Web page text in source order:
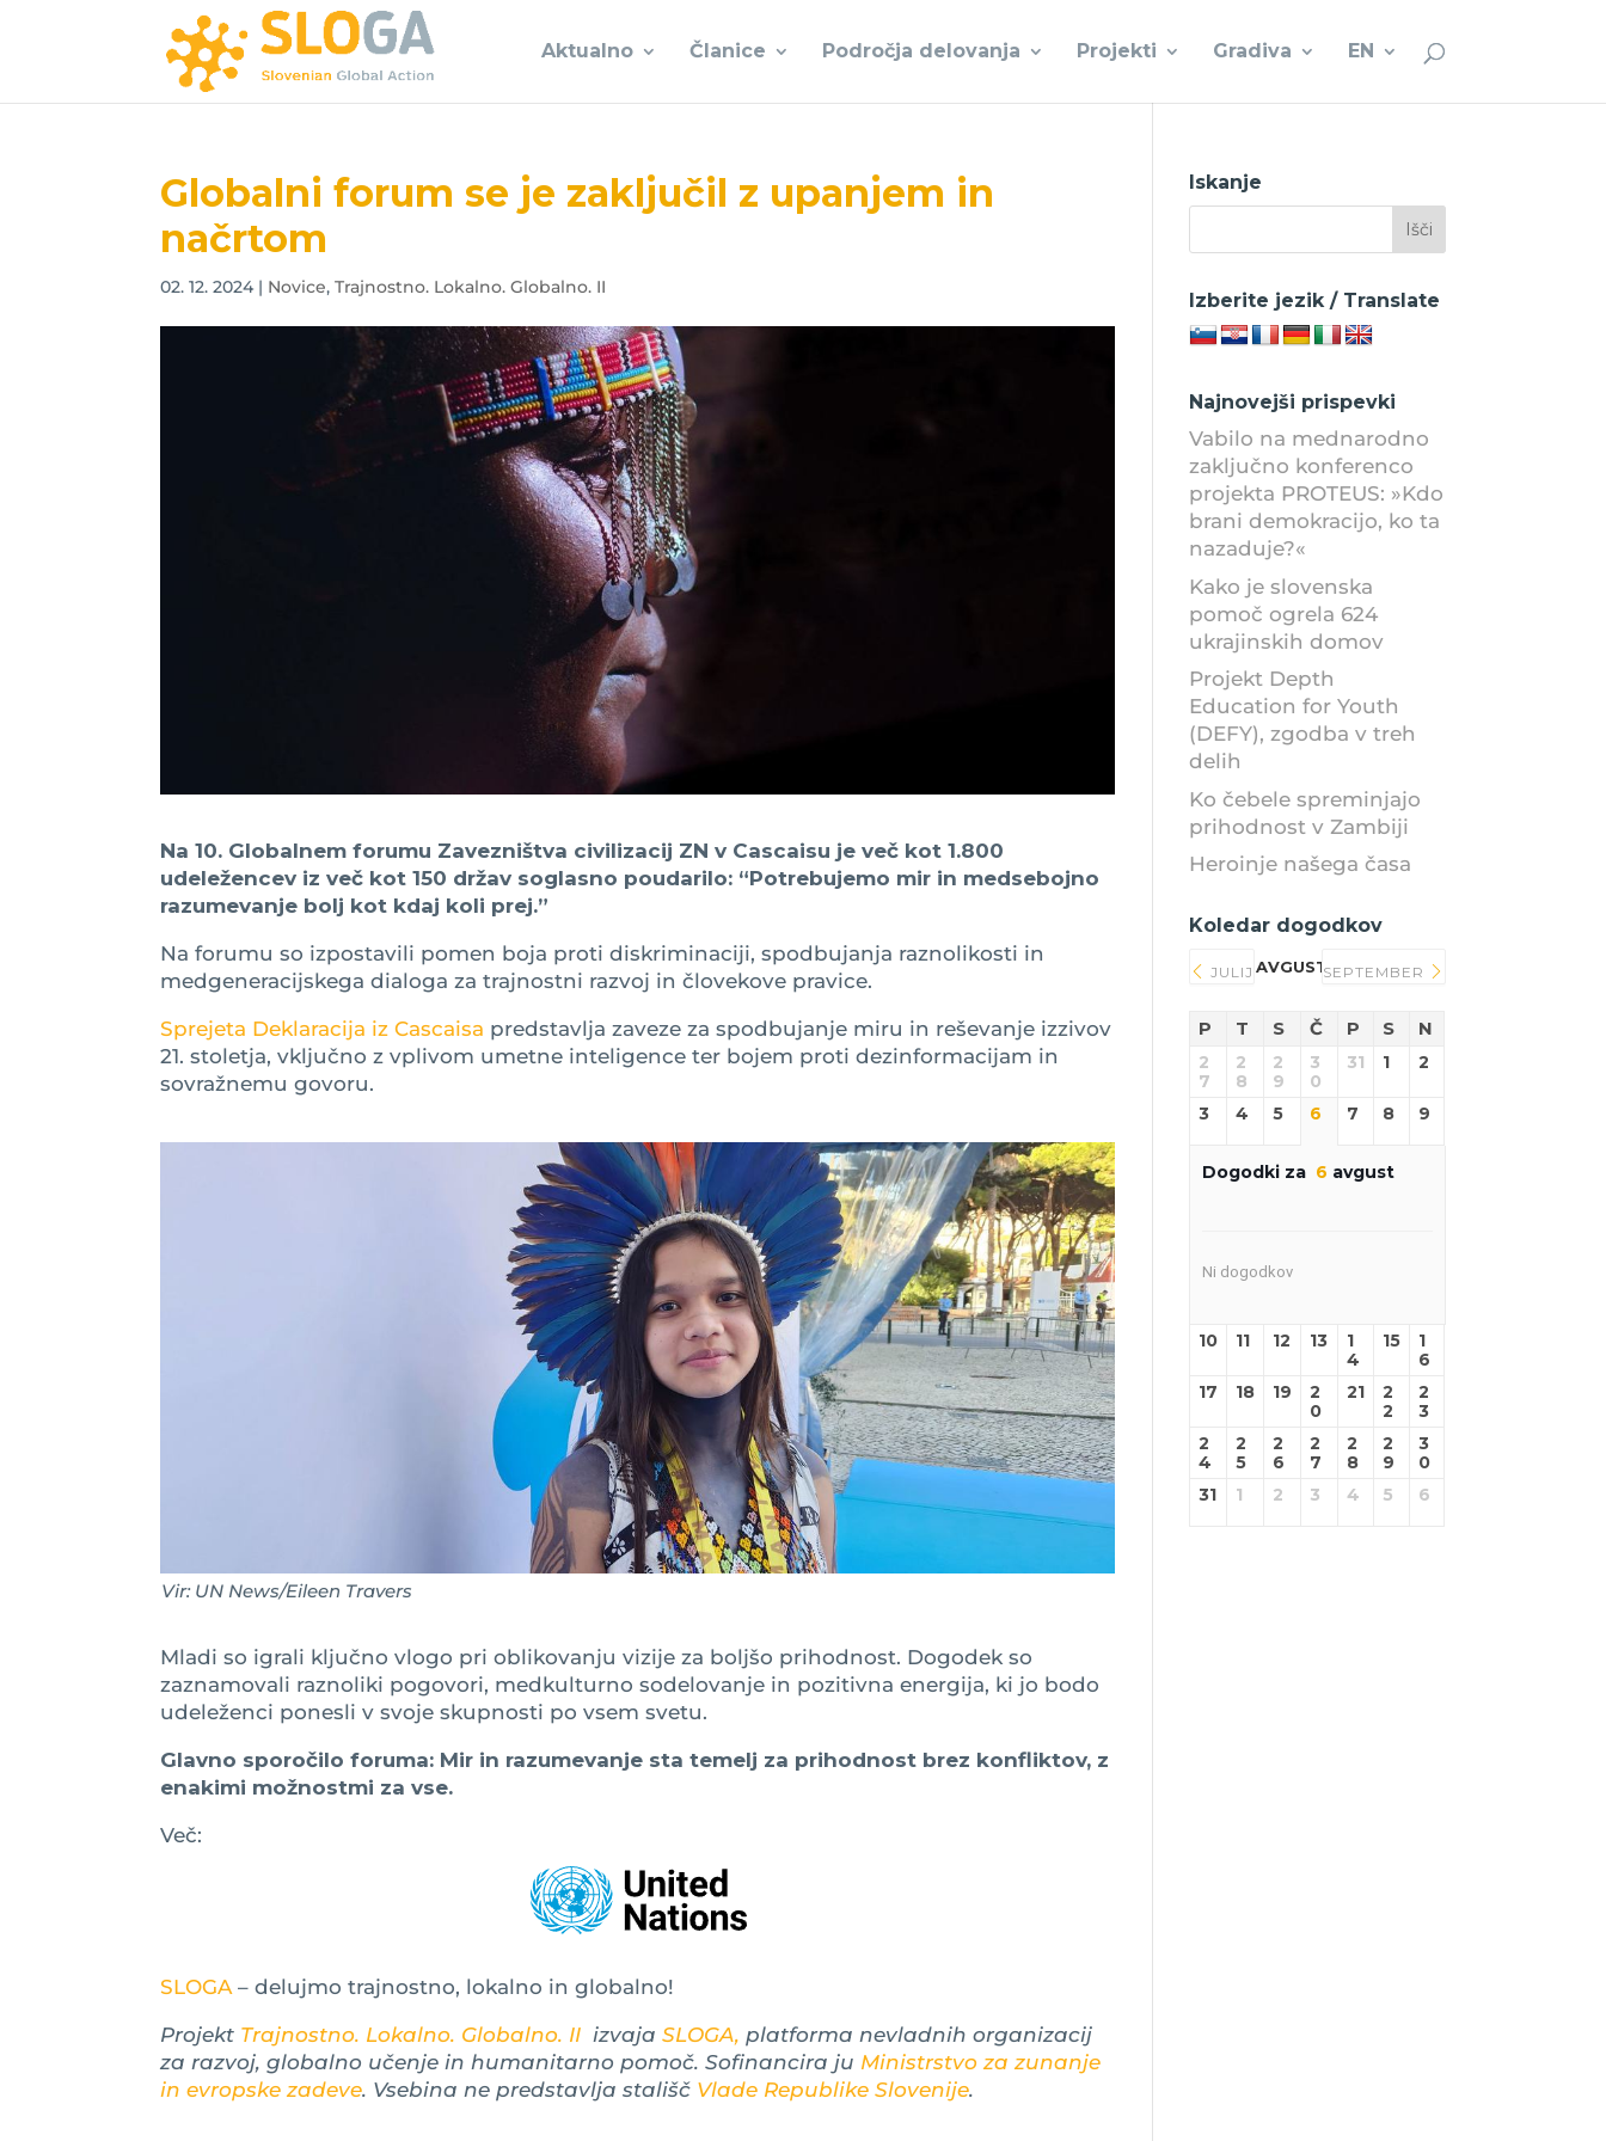
Aktualno Članice Področja delovanja Projekti Gradiva EN
Globalni forum se je zaključil z upanjem in
načrtom
02. 12. 2024 | Novice,Trajnostno. Lokalno. Globalno. II
Na 10. Globalnem forumu Zavezništva civilizacij ZN v Cascaisu je več kot 1.800
udeležencev iz več kot 150 držav soglasno poudarilo: “Potrebujemo mir in medsebojno
razumevanje bolj kot kdaj koli prej.”
Na forumu so izpostavili pomen boja proti diskriminaciji, spodbujanja raznolikosti in
medgeneracijskega dialoga za trajnostni razvoj in človekove pravice.
Sprejeta Deklaracija iz Cascaisa predstavlja zaveze za spodbujanje miru in reševanje izzivov
21. stoletja, vključno z vplivom umetne inteligence ter bojem proti dezinformacijam in
sovražnemu govoru.
Vir: UN News/Eileen Travers
Mladi so igrali ključno vlogo pri oblikovanju vizije za boljšo prihodnost. Dogodek so
zaznamovali raznoliki pogovori, medkulturno sodelovanje in pozitivna energija, ki jo bodo
udeleženci ponesli v svoje skupnosti po vsem svetu.
Glavno sporočilo foruma: Mir in razumevanje sta temelj za prihodnost brez konfliktov, z
enakimi možnostmi za vse.
Več:
SLOGA– delujmo trajnostno, lokalno in globalno!
Projekt Trajnostno. Lokalno. Globalno. II izvajaSLOGA, platforma nevladnih organizacij
za razvoj, globalno učenje in humanitarno pomoč. Sofinancira ju Ministrstvo za zunanje
in evropske zadeve. Vsebina ne predstavlja stališč Vlade Republike Slovenije.
Iskanje
Izberite jezik / Translate
Najnovejši prispevki
Vabilo na mednarodno
zaključno konferenco
projekta PROTEUS: »Kdo
brani demokracijo, ko ta
nazaduje?«
Kako je slovenska
pomoč ogrela 624
ukrajinskih domov
Projekt Depth
Education for Youth
(DEFY), zgodba v treh
delih
Ko čebele spreminjajo
prihodnost v Zambiji
Heroinje našega časa
Koledar dogodkov
JULIJ AVGUST 2026
SEPTEMBER
P T S Č P S N
2
7
2
8
2
9
3
0
31 1 2
3 4 5 6 7 8 9
Dogodki za 6 avgust
Ni dogodkov
10 11 12 13
1
4
15
1
6
17
18 19
2
0
21
2
2
2
3
2
4
2
5
2
6
2
7
2
8
2
9
3
0
31
1 2 3 4 5 6